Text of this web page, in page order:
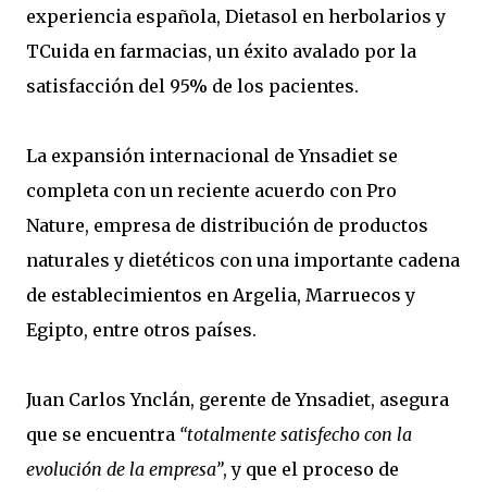
experiencia española, Dietasol en herbolarios y
TCuida en farmacias, un éxito avalado por la
satisfacción del 95% de los pacientes.
La expansión internacional de Ynsadiet se
completa con un reciente acuerdo con Pro
Nature, empresa de distribución de productos
naturales y dietéticos con una importante cadena
de establecimientos en Argelia, Marruecos y
Egipto, entre otros países.
Juan Carlos Ynclán, gerente de Ynsadiet, asegura
que se encuentra “totalmente satisfecho con la
evolución de la empresa”, y que el proceso de